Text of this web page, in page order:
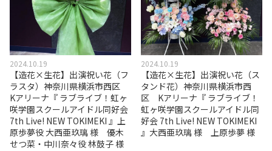
2024.10.19
【造花×生花】出演祝い花（フ
ラスタ）神奈川県横浜市西区
Kアリーナ『 ラブライブ！虹ヶ
咲学園スクールアイドル同好会
7th Live! NEW TOKIMEKI 』上
原歩夢役 大西亜玖璃 様 優木
せつ菜・中川奈々役 林鼓子 様
2024.10.19
【造花×生花】出演祝い花（ス
タンド花）神奈川県横浜市西
区 Kアリーナ『 ラブライブ！
虹ヶ咲学園スクールアイドル同
好会 7th Live! NEW TOKIMEKI
』大西亜玖璃 様 上原歩夢 様